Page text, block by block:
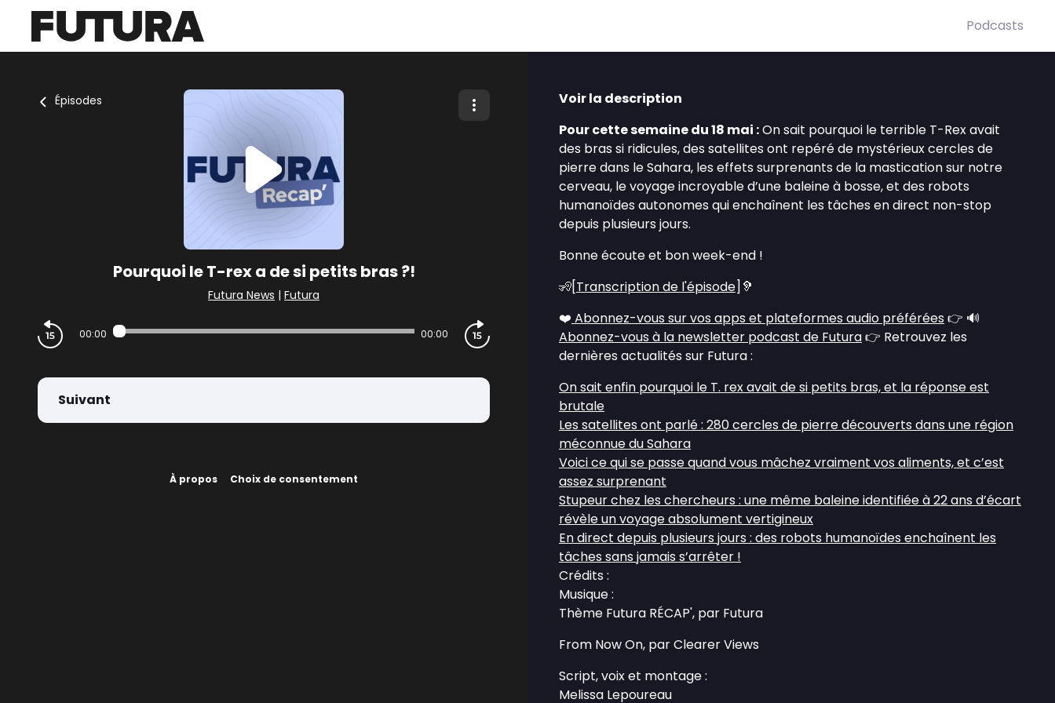
Podcasts
Épisodes
Pourquoi le T-rex a de si petits bras ?!
Futura News | Futura
00:00 00:00
Suivant
À propos Choix de consentement
Voir la description
Pour cette semaine du 18 mai :On sait pourquoi le terrible T-Rex avait
des bras si ridicules, des satellites ont repéré de mystérieux cercles de
pierre dans le Sahara, les effets surprenants de la mastication sur notre
cerveau, le voyage incroyable d’une baleine à bosse, et des robots
humanoïdes autonomes qui enchaînent les tâches en direct non-stop
depuis plusieurs jours.
Bonne écoute et bon week-end !
🧏[Transcription de l'épisode]🦻
❤️ Abonnez-vous sur vos apps et plateformes audio préférées 👉 🔊
Abonnez-vous à la newsletter podcast de Futura👉 Retrouvez les
dernières actualités sur Futura :
On sait enfin pourquoi le T. rex avait de si petits bras, et la réponse est
brutale
Les satellites ont parlé : 280 cercles de pierre découverts dans une région
méconnue du Sahara
Voici ce qui se passe quand vous mâchez vraiment vos aliments, et c’est
assez surprenant
Stupeur chez les chercheurs : une même baleine identifiée à 22 ans d’écart
révèle un voyage absolument vertigineux
En direct depuis plusieurs jours : des robots humanoïdes enchaînent les
tâches sans jamais s’arrêter !
Crédits :
Musique :
Thème Futura RÉCAP', par Futura
From Now On, par Clearer Views
Script, voix et montage :
Melissa Lepoureau